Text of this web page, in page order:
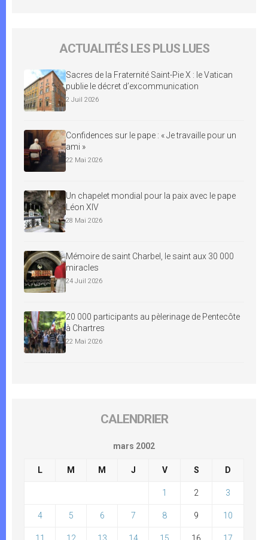
ACTUALITÉS LES PLUS LUES
Sacres de la Fraternité Saint-Pie X : le Vatican
publie le décret d’excommunication
2 Juil 2026
Confidences sur le pape : « Je travaille pour un
ami »
22 Mai 2026
Un chapelet mondial pour la paix avec le pape
Léon XIV
28 Mai 2026
Mémoire de saint Charbel, le saint aux 30 000
miracles
24 Juil 2026
20 000 participants au pèlerinage de Pentecôte
à Chartres
22 Mai 2026
CALENDRIER
mars 2002
L M M J V S D
1 2 3
4 5 6 7 8 9 10
11 12 13 14 15 16 17